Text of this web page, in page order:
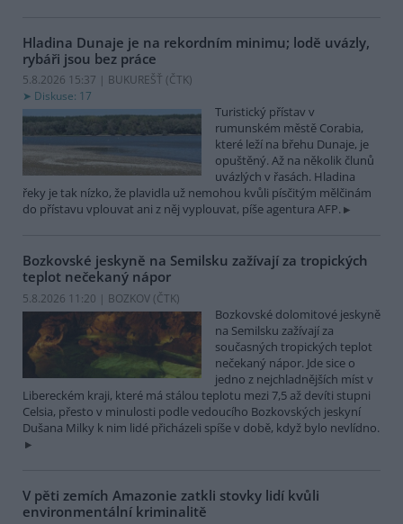
Hladina Dunaje je na rekordním minimu; lodě uvázly,
rybáři jsou bez práce
5.8.2026 15:37 | BUKUREŠŤ (ČTK)
Diskuse: 17
Turistický přístav v
rumunském městě Corabia,
které leží na břehu Dunaje, je
opuštěný. Až na několik člunů
uvázlých v řasách. Hladina
řeky je tak nízko, že plavidla už nemohou kvůli písčitým mělčinám
do přístavu vplouvat ani z něj vyplouvat, píše agentura AFP.
Bozkovské jeskyně na Semilsku zažívají za tropických
teplot nečekaný nápor
5.8.2026 11:20 | BOZKOV (ČTK)
Bozkovské dolomitové jeskyně
na Semilsku zažívají za
současných tropických teplot
nečekaný nápor. Jde sice o
jedno z nejchladnějších míst v
Libereckém kraji, které má stálou teplotu mezi 7,5 až devíti stupni
Celsia, přesto v minulosti podle vedoucího Bozkovských jeskyní
Dušana Milky k nim lidé přicházeli spíše v době, když bylo nevlídno.
V pěti zemích Amazonie zatkli stovky lidí kvůli
environmentální kriminalitě